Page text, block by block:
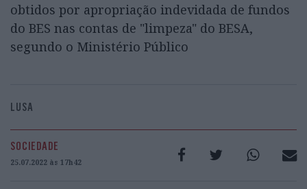
obtidos por apropriação indevidada de fundos
do BES nas contas de "limpeza" do BESA,
segundo o Ministério Público
LUSA
SOCIEDADE
25.07.2022 às 17h42